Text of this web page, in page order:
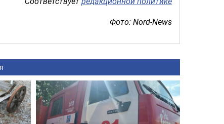
Фото: Nord-News